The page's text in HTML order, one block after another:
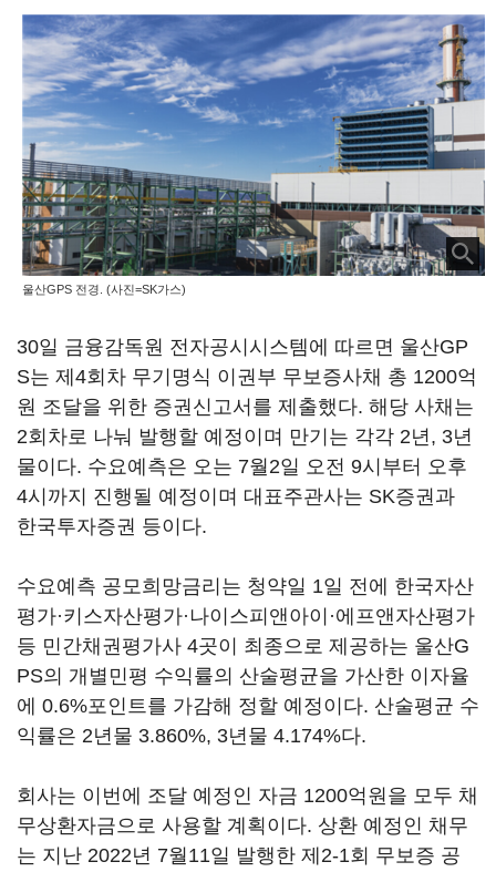
울산GPS 전경. (사진=SK가스)
30일 금융감독원 전자공시시스템에 따르면 울산GP
S는 제4회차 무기명식 이권부 무보증사채 총 1200억
원 조달을 위한 증권신고서를 제출했다. 해당 사채는
2회차로 나눠 발행할 예정이며 만기는 각각 2년, 3년
물이다. 수요예측은 오는 7월2일 오전 9시부터 오후
4시까지 진행될 예정이며 대표주관사는 SK증권과
한국투자증권 등이다.
수요예측 공모희망금리는 청약일 1일 전에 한국자산
평가·키스자산평가·나이스피앤아이·에프앤자산평가
등 민간채권평가사 4곳이 최종으로 제공하는 울산G
PS의 개별민평 수익률의 산술평균을 가산한 이자율
에 0.6%포인트를 가감해 정할 예정이다. 산술평균 수
익률은 2년물 3.860%, 3년물 4.174%다.
회사는 이번에 조달 예정인 자금 1200억원을 모두 채
무상환자금으로 사용할 계획이다. 상환 예정인 채무
는 지난 2022년 7월11일 발행한 제2-1회 무보증 공